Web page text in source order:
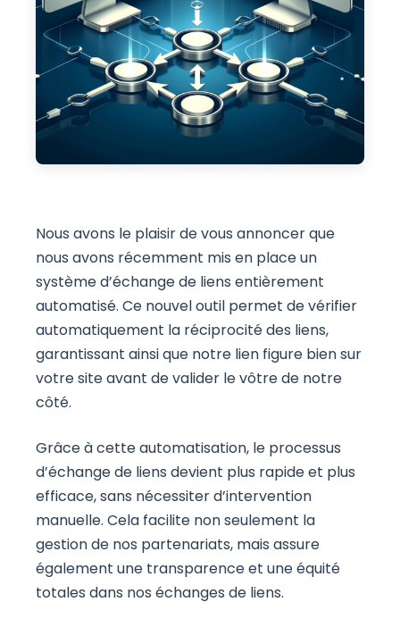
Nous avons le plaisir de vous annoncer que
nous avons récemment mis en place un
système d’échange de liens entièrement
automatisé. Ce nouvel outil permet de vérifier
automatiquement la réciprocité des liens,
garantissant ainsi que notre lien figure bien sur
votre site avant de valider le vôtre de notre
côté.
Grâce à cette automatisation, le processus
d’échange de liens devient plus rapide et plus
efficace, sans nécessiter d’intervention
manuelle. Cela facilite non seulement la
gestion de nos partenariats, mais assure
également une transparence et une équité
totales dans nos échanges de liens.